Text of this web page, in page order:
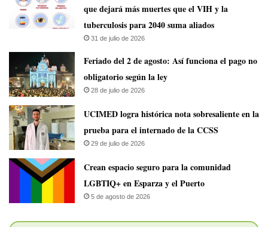
que dejará más muertes que el VIH y la
tuberculosis para 2040 suma aliados
31 de julio de 2026
Feriado del 2 de agosto: Así funciona el pago no
obligatorio según la ley
28 de julio de 2026
UCIMED logra histórica nota sobresaliente en la
prueba para el internado de la CCSS
29 de julio de 2026
Crean espacio seguro para la comunidad
LGBTIQ+ en Esparza y el Puerto
5 de agosto de 2026